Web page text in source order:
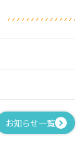
お知らせ一覧